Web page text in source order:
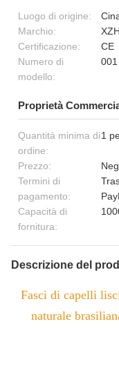
Luogo di origine:
Marchio:
Certificazione:
CE
Numero di
modello:
001
Proprietà
Quantità minima di
ordine:
1
Prezzo:
Termini di
pagamento:
Capacità di
fornitura:
Descrizione del
Fasci di capelli
naturale